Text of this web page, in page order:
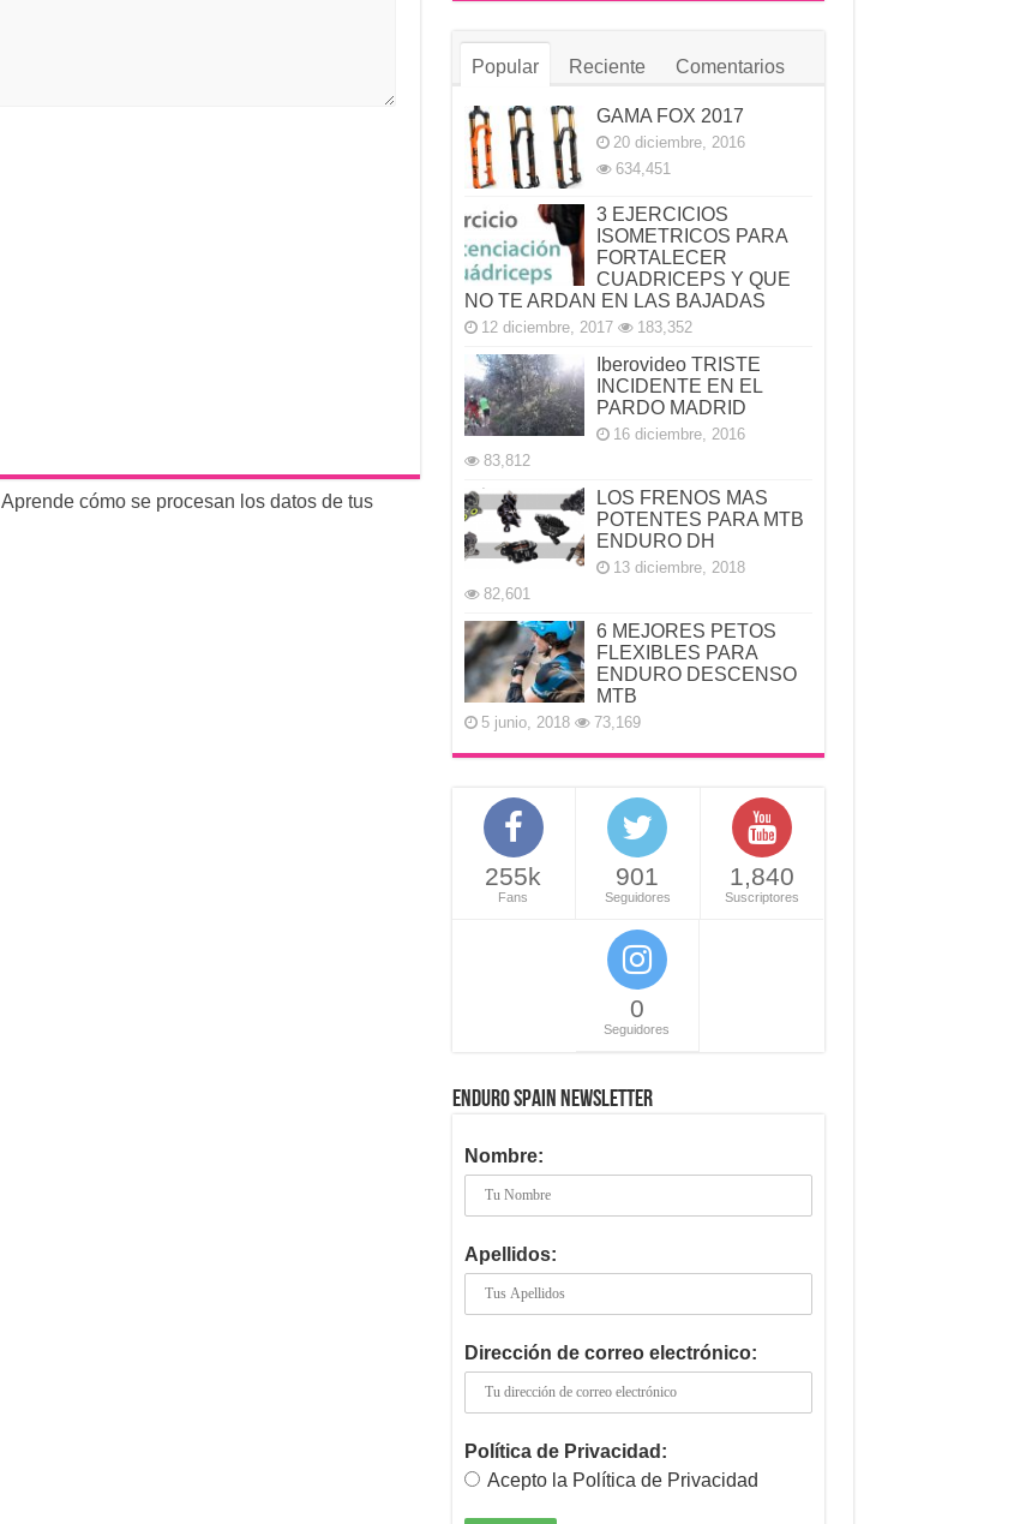
Aprende cómo se procesan los datos de tus
Popular Reciente Comentarios
GAMA FOX 2017
20 diciembre, 2016
634,451
3 EJERCICIOS
ISOMETRICOS PARA
FORTALECER
CUADRICEPS Y QUE
NO TE ARDAN EN LAS BAJADAS
12 diciembre, 2017 183,352
Iberovideo TRISTE
INCIDENTE EN EL
PARDO MADRID
16 diciembre, 2016
83,812
LOS FRENOS MAS
POTENTES PARA MTB
ENDURO DH
13 diciembre, 2018
82,601
6 MEJORES PETOS
FLEXIBLES PARA
ENDURO DESCENSO
MTB
5 junio, 2018 73,169
255k
Fans
901
Seguidores
1,840
Suscriptores
0
Seguidores
ENDURO SPAIN NEWSLETTER
Nombre:
Apellidos:
Dirección de correo electrónico:
Política de Privacidad:
Acepto la Política de Privacidad